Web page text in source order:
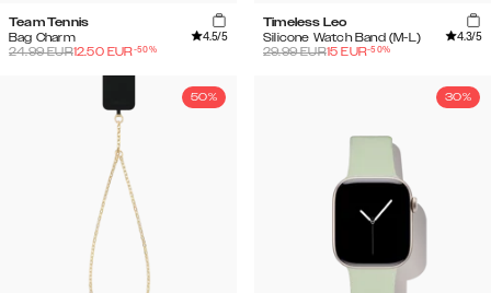
Team Tennis
Bag Charm
4.5/5
24.99EUR12.50 EUR-50%
Timeless Leo
Silicone Watch Band (M-L)
4.3/5
29.99EUR15 EUR-50%
50% 30%